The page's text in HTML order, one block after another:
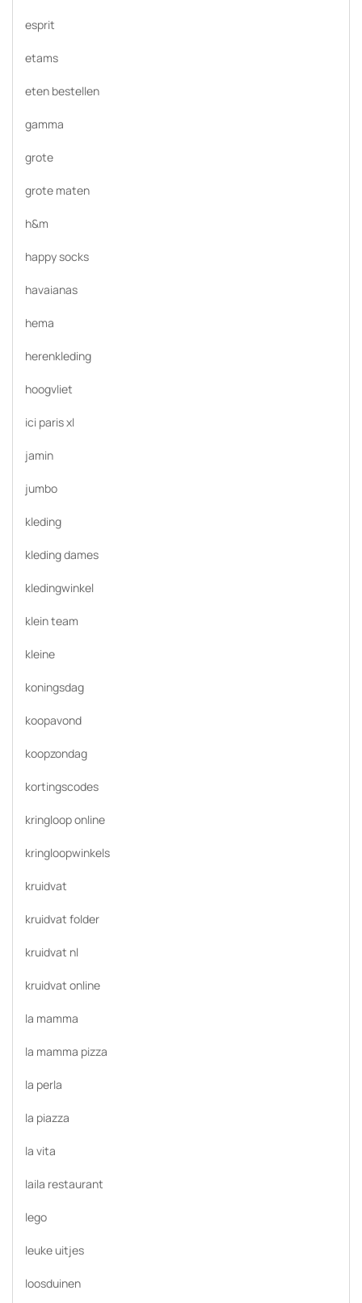
esprit
etams
eten bestellen
gamma
grote
grote maten
h&m
happy socks
havaianas
hema
herenkleding
hoogvliet
ici paris xl
jamin
jumbo
kleding
kleding dames
kledingwinkel
klein team
kleine
koningsdag
koopavond
koopzondag
kortingscodes
kringloop online
kringloopwinkels
kruidvat
kruidvat folder
kruidvat nl
kruidvat online
la mamma
la mamma pizza
la perla
la piazza
la vita
laila restaurant
lego
leuke uitjes
loosduinen